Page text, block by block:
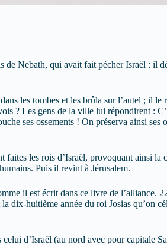
Nebath, qui avait fait pécher Israël : il
les tombes et les brûla sur l’autel ; il
? Les gens de la ville lui répondirent :
ses ossements ! On préserva ainsi
faites les rois d’Israël, provoquant
Puis il revint à Jérusalem.
il est écrit dans ce livre de l’alliance.
dix-huitième année du roi Josias qu’on
d’Israël (au nord avec pour capitale